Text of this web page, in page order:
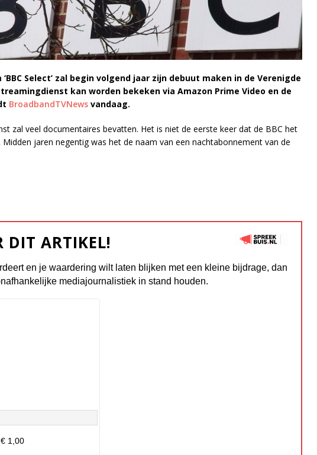
Select’ zal begin volgend jaar zijn debuut maken in de Verenigde
kan worden bekeken via Amazon Prime Video en de
BroadbandTVNews vandaag.
zal veel documentaires bevatten. Het is niet de eerste keer dat de BBC het
Midden jaren negentig was het de naam van een nachtabonnement van de
DIT ARTIKEL!
en je waardering wilt laten blijken met een kleine bijdrage, dan
mediajournalistiek in stand houden.
€ 1,00